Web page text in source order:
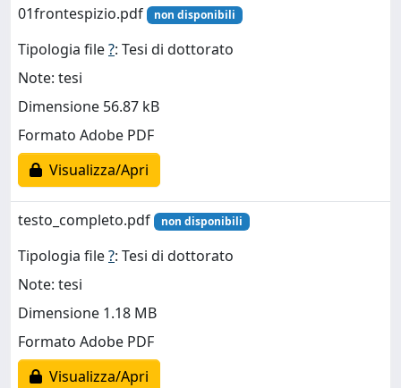
01frontespizio.pdf
non disponibili
Tipologia file?: Tesi di dottorato
Note: tesi
Dimensione 56.87 kB
Formato Adobe PDF
Visualizza/Apri
testo_completo.pdf non disponibili
Tipologia file?: Tesi di dottorato
Note: tesi
Dimensione 1.18 MB
Formato Adobe PDF
Visualizza/Apri